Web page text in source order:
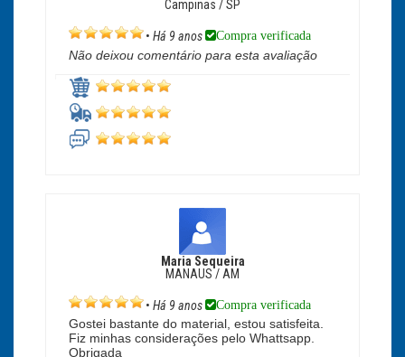
Campinas / SP
• Há 9 anos Compra verificada
Não deixou comentário para esta avaliação
Maria Sequeira
MANAUS / AM
• Há 9 anos Compra verificada
Gostei bastante do material, estou satisfeita.
Fiz minhas considerações pelo Whattsapp.
Obrigada